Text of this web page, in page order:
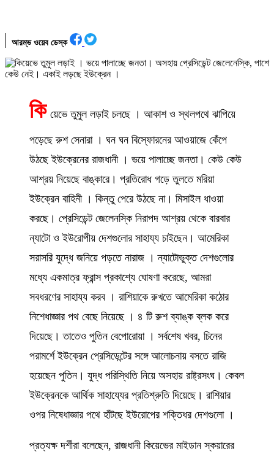
আরম্ভ ওয়েব ডেস্ক
কি য়েভে তুমুল লড়াই চলছে । আকাশ ও স্থলপথে ঝাপিয়ে
পড়েছে রুশ সেনারা । ঘন ঘন বিস্ফোরনের আওয়াজে কেঁপে
উঠছে ইউক্রেনের রাজধানী । ভয়ে পালাচ্ছে জনতা। কেউ কেউ
আশ্রয় নিয়েছে বাঙ্কারে। প্রতিরোধ গড়ে তুলতে মরিয়া
ইউক্রেন বাহিনী । কিন্তু পেরে উঠছে না। মিসাইল ধাওয়া
করছে। প্রেসিডেন্ট জেলেনস্কি নিরাপদ আশ্রয় থেকে বারবার
ন্যাটো ও ইউরোপীয় দেশগুলোর সাহায্য চাইছেন। আমেরিকা
সরাসরি যুদ্ধে জনিয়ে পড়তে নারাজ । ন্যাটোভুক্ত দেশগুলোর
মধ্যে একমাত্র ফ্রান্স প্রকাশ্যে ঘোষণা করেছে, আমরা
সবধরণের সাহায্য করব । রাশিয়াকে রুখতে আমেরিকা কঠোর
নিশেধাজ্ঞার পথ বেছে নিয়েছে । ৪ টি রুশ ব্যাঙ্ক ব্লক করে
দিয়েছে। তাতেও পুতিন বেপোরোয়া । সর্বশেষ খবর, চিনের
পরামর্শে ইউক্রেন প্রেসিডেন্টের সঙ্গে আলোচনায় বসতে রাজি
হয়েছেন পুতিন। যুদ্ধ পরিস্থিতি নিয়ে অসহায় রাষ্ট্রসংঘ। কেবল
ইউক্রেনকে আর্থিক সাহায্যের প্রতিশ্রুতি দিয়েছে। রাশিয়ার
ওপর নিষেধাজ্ঞার পথে হাঁটছে ইউরোপের শক্তিধর দেশগুলো ।
প্রত্যক্ষ দর্শীরা বলেছেন, রাজধানী কিয়েভের মাইডান স্কয়ারের